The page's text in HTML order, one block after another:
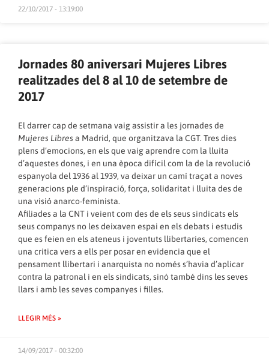
22/10/2017 - 13:19:00
Jornades 80 aniversari Mujeres Libres
realitzades del 8 al 10 de setembre de
2017
El darrer cap de setmana vaig assistir a les jornades de
Mujeres Libres a Madrid, que organitzava la CGT. Tres dies
plens d’emocions, en els que vaig aprendre com la lluita
d’aquestes dones, i en una època difícil com la de la revolució
espanyola del 1936 al 1939, va deixar un camí traçat a noves
generacions ple d’inspiració, força, solidaritat i lluita des de
una visió anarco-feminista.
Afiliades a la CNT i veient com des de els seus sindicats els
seus companys no les deixaven espai en els debats i estudis
que es feien en els ateneus i joventuts llibertaries, comencen
una critica vers a ells per posar en evidencia que el
pensament llibertari i anarquista no només s’havia d’aplicar
contra la patronal i en els sindicats, sinó també dins les seves
llars i amb les seves companyes i filles.
LLEGIR MÉS »
14/09/2017 - 00:32:00